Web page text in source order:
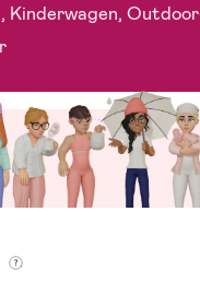
Kinderwagen,